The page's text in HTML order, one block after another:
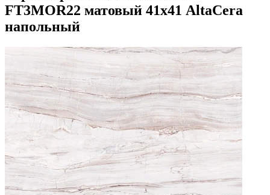
FT3MOR22 матовый 41х41 AltaCera
напольный